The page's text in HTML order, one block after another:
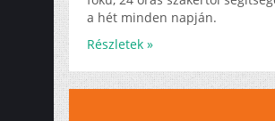
a hét minden napján.
Részletek »